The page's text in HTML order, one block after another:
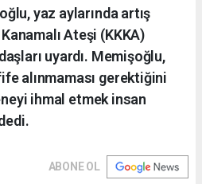
yaz aylarında artış
Ateşi (KKKA)
uyardı. Memişoğlu,
alınmaması gerektiğini
ihmal etmek insan
ABONE OL